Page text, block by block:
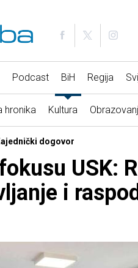
Podcast BiH Regija
hronika Kultura
dogovor
USK:
i